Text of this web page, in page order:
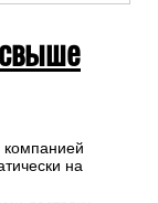
компанией
на